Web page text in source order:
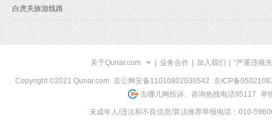
白虎关旅游线路
关于Qunar.com 业务合作 加入我们 "严重违规
Copyright ©2021 Qunar.com 京公网安备11010802030542
京ICP备
去哪儿网投诉、咨询热线电话95117 举
未成年人/违法和不良信息/算法推荐举报电话：010-